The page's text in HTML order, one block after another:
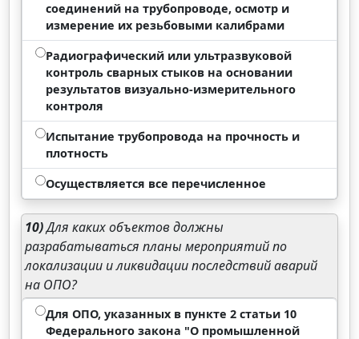
соединений на трубопроводе, осмотр и
измерение их резьбовыми калибрами
Радиографический или ультразвуковой
контроль сварных стыков на основании
результатов визуально-измерительного
контроля
Испытание трубопровода на прочность и
плотность
Осуществляется все перечисленное
10)Для каких объектов должны
разрабатываться планы мероприятий по
локализации и ликвидации последствий аварий
на ОПО?
Для ОПО, указанных в пункте 2 статьи 10
Федерального закона "О промышленной